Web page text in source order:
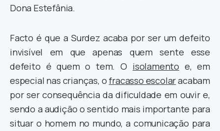
Dona Estefânia.
Facto é que a Surdez acaba por ser um defeito
invisível em que apenas quem sente esse
defeito é quem o tem. O isolamento e, em
especial nas crianças, o fracasso escolaracabam
por ser consequência da dificuldade em ouvir e,
sendo a audição o sentido mais importante para
situar o homem no mundo, a comunicação para